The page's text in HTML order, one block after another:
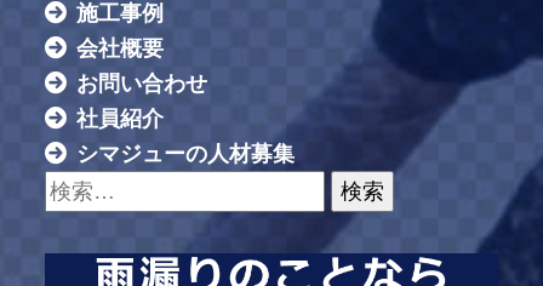
施工事例
会社概要
お問い合わせ
社員紹介
シマジューの人材募集
検索: